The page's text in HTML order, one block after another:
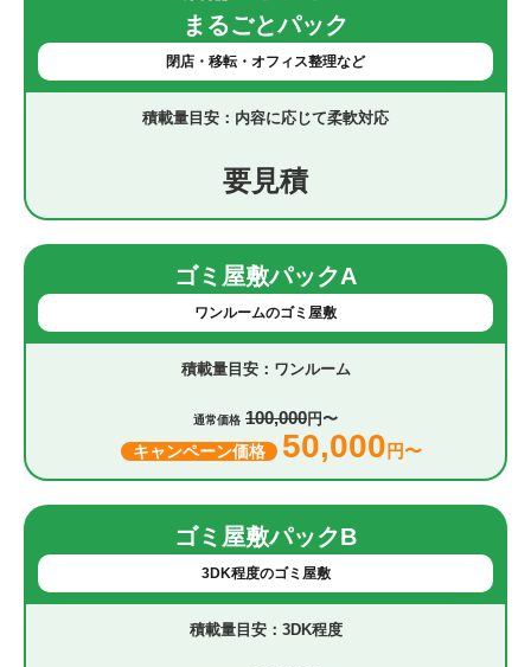
まるごとパック
閉店・移転・オフィス整理など
内容に応じて柔軟対応
要見積
ゴミ屋敷パックA
ワンルームのゴミ屋敷
ワンルーム
通常価格 100,000円〜
キャンペーン価格 50,000 円〜
ゴミ屋敷パックB
3DK程度のゴミ屋敷
3DK程度